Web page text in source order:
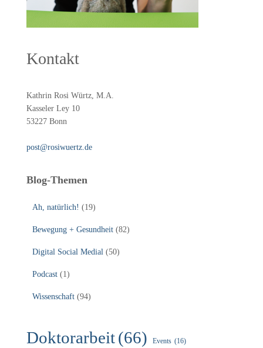
Kontakt
Kathrin Rosi Würtz, M.A.
Kasseler Ley 10
53227 Bonn
post@rosiwuertz.de
Blog-Themen
Ah, natürlich! (19)
Bewegung + Gesundheit (82)
Digital Social Medial (50)
Podcast (1)
Wissenschaft (94)
Doktorarbeit(66) Events (16)